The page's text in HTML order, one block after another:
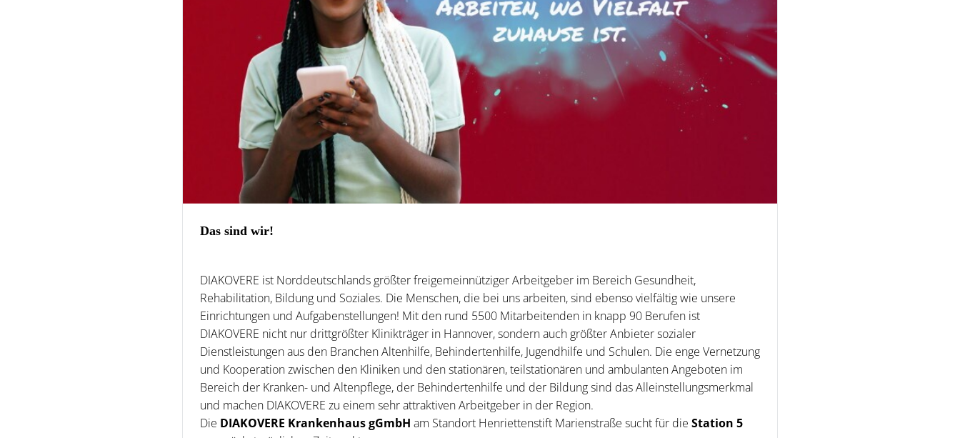
Das sind wir!
DIAKOVERE ist Norddeutschlands größter freigemeinnütziger Arbeitgeber im Bereich Gesundheit,
Rehabilitation, Bildung und Soziales. Die Menschen, die bei uns arbeiten, sind ebenso vielfältig wie unsere
Einrichtungen und Aufgabenstellungen! Mit den rund 5500 Mitarbeitenden in knapp 90 Berufen ist
DIAKOVERE nicht nur drittgrößter Klinikträger in Hannover, sondern auch größter Anbieter sozialer
Dienstleistungen aus den Branchen Altenhilfe, Behindertenhilfe, Jugendhilfe und Schulen. Die enge Vernetzung
und Kooperation zwischen den Kliniken und den stationären, teilstationären und ambulanten Angeboten im
Bereich der Kranken- und Altenpflege, der Behindertenhilfe und der Bildung sind das Alleinstellungsmerkmal
und machen DIAKOVERE zu einem sehr attraktiven Arbeitgeber in der Region.
Die DIAKOVERE Krankenhaus gGmbH am Standort Henriettenstift Marienstraße sucht für die Station 5